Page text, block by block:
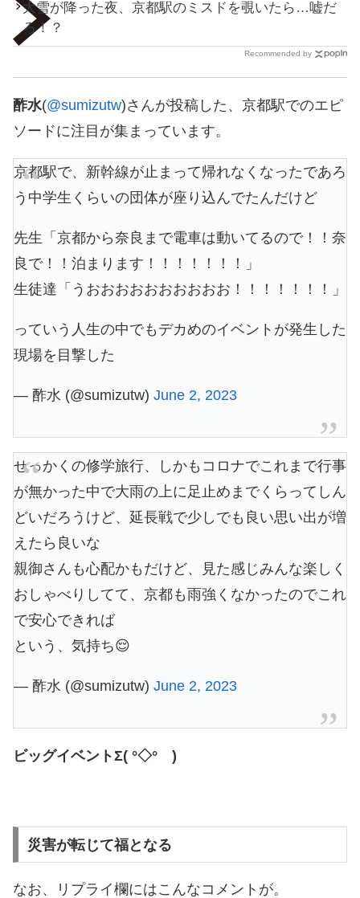
大雪が降った夜、京都駅のミスドを覗いたら…嘘だ
ろ！？
Recommended by
酢水(@sumizutw)さんが投稿した、京都駅でのエピ
ソードに注目が集まっています。
京都駅で、新幹線が止まって帰れなくなったであろ
う中学生くらいの団体が座り込んでたんだけど
先生「京都から奈良まで電車は動いてるので！！奈
良で！！泊まります！！！！！！！」
生徒達「うおおおおおおおおおお！！！！！！！」
っていう人生の中でもデカめのイベントが発生した
現場を目撃した
— 酢水 (@sumizutw) June 2, 2023
せっかくの修学旅行、しかもコロナでこれまで行事
が無かった中で大雨の上に足止めまでくらってしん
どいだろうけど、延長戦で少しでも良い思い出が増
えたら良いな
親御さんも心配かもだけど、見た感じみんな楽しく
おしゃべりしてて、京都も雨強くなかったのでこれ
で安心できれば
という、気持ち😌
— 酢水 (@sumizutw) June 2, 2023
ビッグイベントΣ( °◇° )
災害が転じて福となる
なお、リプライ欄にはこんなコメントが。